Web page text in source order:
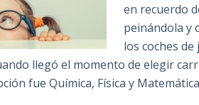
en recuerdo
peinándola y
los coches
llegó el momento de elegir
fue Química, Física y